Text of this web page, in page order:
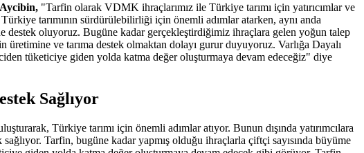
"Tarfin olarak VDMK ihraçlarımız ile Türkiye tarımı için yatırıcımlar ve
tarımının sürdürülebilirliği için önemli adımlar atarken, aynı anda
destek oluyoruz. Bugüne kadar gerçekleştirdiğimiz ihraçlara gelen yoğun talep
ve tarıma destek olmaktan dolayı gurur duyuyoruz. Varlığa Dayalı
tüketiciye giden yolda katma değer oluşturmaya devam edeceğiz" diye
Sağlıyor
Türkiye tarımı için önemli adımlar atıyor. Bunun dışında yatırımcılara
Tarfin, bugüne kadar yapmış olduğu ihraçlarla çiftçi sayısında büyüme